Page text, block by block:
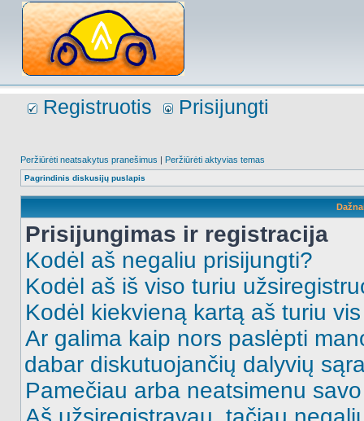
Registruotis Prisijungti
Peržiūrėti neatsakytus pranešimus | Peržiūrėti aktyvias temas
Pagrindinis diskusijų puslapis
Prisijungimas ir registracija
Kodėl aš negaliu prisijungti?
Kodėl aš iš viso turiu
Kodėl kiekvieną kartą aš turiu
Ar galima kaip nors paslėpti
dabar diskutuojančių dalyvių
Pamečiau arba neatsimenu